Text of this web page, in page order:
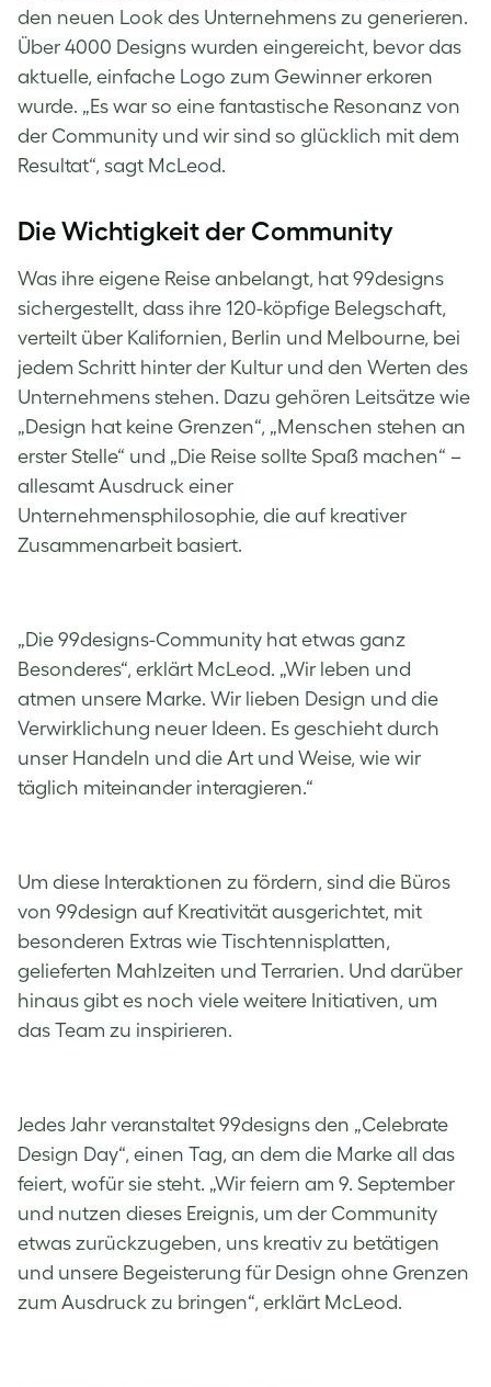
den neuen Look des Unternehmens zu generieren.
Über 4000 Designs wurden eingereicht, bevor das
aktuelle, einfache Logo zum Gewinner erkoren
wurde. „Es war so eine fantastische Resonanz von
der Community und wir sind so glücklich mit dem
Resultat“, sagt McLeod.
Die Wichtigkeit der Community
Was ihre eigene Reise anbelangt, hat 99designs
sichergestellt, dass ihre 120-köpfige Belegschaft,
verteilt über Kalifornien, Berlin und Melbourne, bei
jedem Schritt hinter der Kultur und den Werten des
Unternehmens stehen. Dazu gehören Leitsätze wie
„Design hat keine Grenzen“, „Menschen stehen an
erster Stelle“ und „Die Reise sollte Spaß machen“ –
allesamt Ausdruck einer
Unternehmensphilosophie, die auf kreativer
Zusammenarbeit basiert.
„Die 99designs-Community hat etwas ganz
Besonderes“, erklärt McLeod. „Wir leben und
atmen unsere Marke. Wir lieben Design und die
Verwirklichung neuer Ideen. Es geschieht durch
unser Handeln und die Art und Weise, wie wir
täglich miteinander interagieren.“
Um diese Interaktionen zu fördern, sind die Büros
von 99design auf Kreativität ausgerichtet, mit
besonderen Extras wie Tischtennisplatten,
gelieferten Mahlzeiten und Terrarien. Und darüber
hinaus gibt es noch viele weitere Initiativen, um
das Team zu inspirieren.
Jedes Jahr veranstaltet 99designs den „Celebrate
Design Day“, einen Tag, an dem die Marke all das
feiert, wofür sie steht. „Wir feiern am 9. September
und nutzen dieses Ereignis, um der Community
etwas zurückzugeben, uns kreativ zu betätigen
und unsere Begeisterung für Design ohne Grenzen
zum Ausdruck zu bringen“, erklärt McLeod.